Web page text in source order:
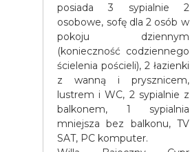
posiada 3 sypialnie 2
osobowe, sofę dla 2 osób w
pokoju dziennym
(konieczność codziennego
ścielenia pościeli), 2 łazienki
z wanną i prysznicem,
lustrem i WC, 2 sypialnie z
balkonem, 1 sypialnia
mniejsza bez balkonu, TV
SAT, PC komputer.